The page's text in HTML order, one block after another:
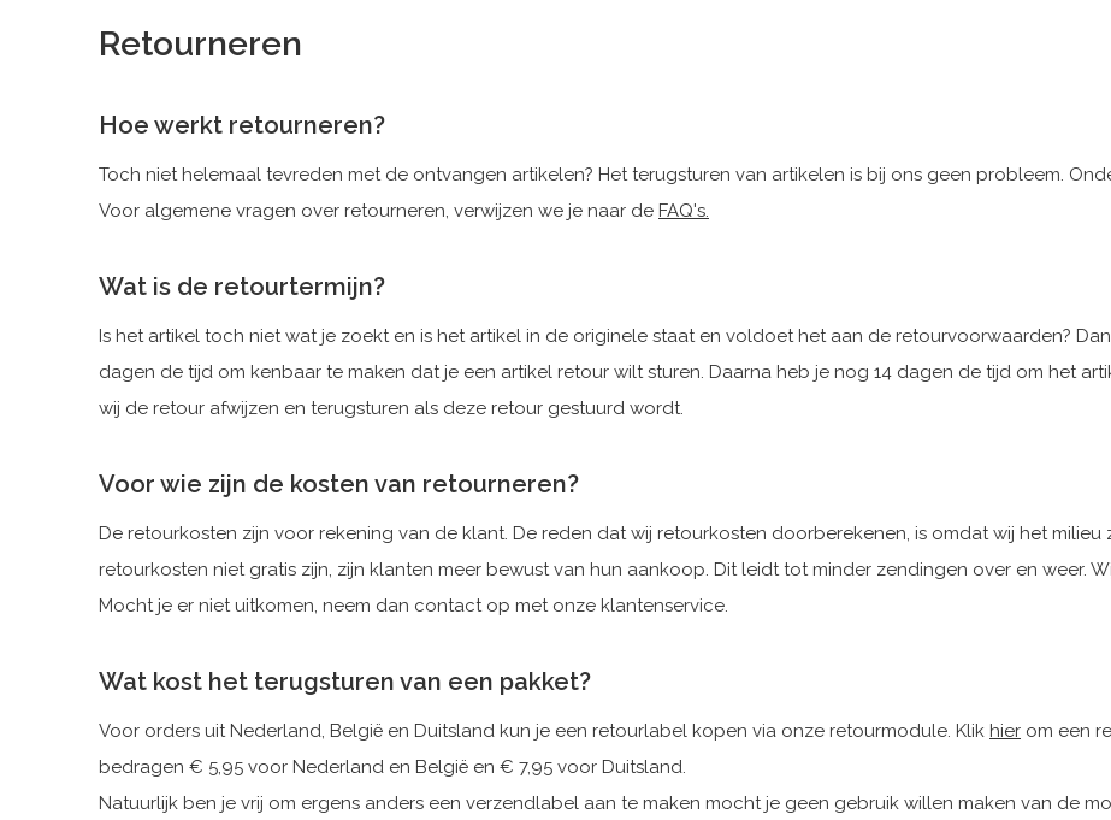
Retourneren
Hoe werkt retourneren?
Toch niet helemaal tevreden met de ontvangen artikelen? Het terugsturen van artikelen is bij ons geen probleem.
Voor algemene vragen over retourneren, verwijzen we je naar de FAQ's.
Wat is de retourtermijn?
Is het artikel toch niet wat je zoekt en is het artikel in de originele staat en voldoet het aan de retourvoorwaarden?
dagen de tijd om kenbaar te maken dat je een artikel retour wilt sturen. Daarna heb je nog 14 dagen de tijd om het
wij de retour afwijzen en terugsturen als deze retour gestuurd wordt.
Voor wie zijn de kosten van retourneren?
De retourkosten zijn voor rekening van de klant. De reden dat wij retourkosten doorberekenen, is omdat wij het
retourkosten niet gratis zijn, zijn klanten meer bewust van hun aankoop. Dit leidt tot minder zendingen over en weer.
Mocht je er niet uitkomen, neem dan contact op met onze klantenservice.
Wat kost het terugsturen van een pakket?
Voor orders uit Nederland, België en Duitsland kun je een retourlabel kopen via onze retourmodule. Klik hier om een
bedragen € 5,95 voor Nederland en België en € 7,95 voor Duitsland.
Natuurlijk ben je vrij om ergens anders een verzendlabel aan te maken mocht je geen gebruik willen maken van de